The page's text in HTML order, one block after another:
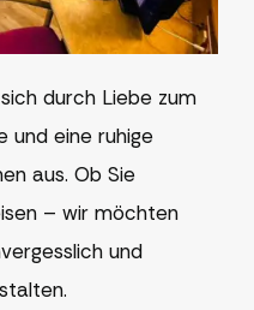
durch Liebe zum
und eine ruhige
aus. Ob Sie
– wir möchten
und